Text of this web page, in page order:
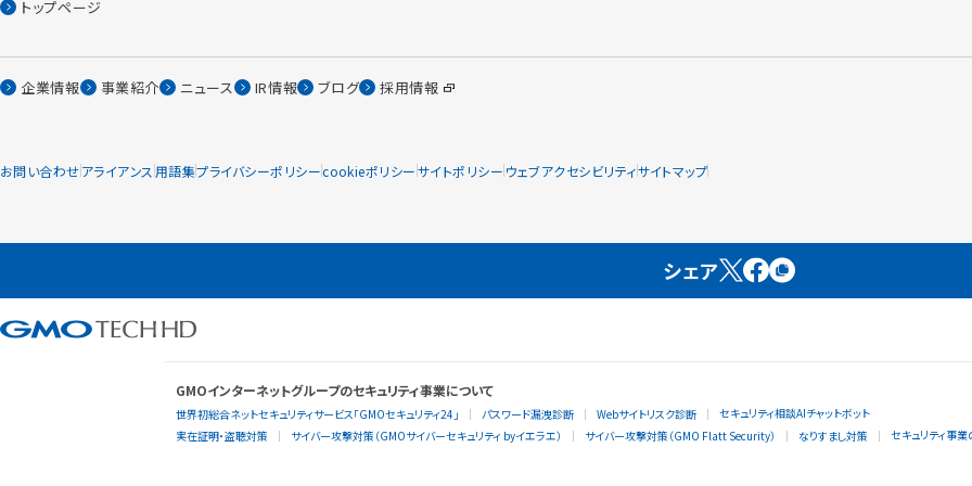
トップページ
企業情報 事業紹介 ニュース IR情報 ブログ 採用情報
お問い合わせアライアンス 用語集プライバシーポリシーcookieポリシーサイトポリシー ウェブアクセシビリティサイトマップ
シェア
GMOインターネットグループのセキュリティ事業について
世界初総合ネットセキュリティサービス「GMOセキュリティ24」 パスワード漏洩診断 Webサイトリスク診断
セキュリティ相談AIチャットボット
実在証明・盗聴対策
サイバー攻撃対策（GMOサイバーセキュリティ byイエラエ） サイバー攻撃対策（GMO Flatt Security） なりすまし対策 セキュリティ事